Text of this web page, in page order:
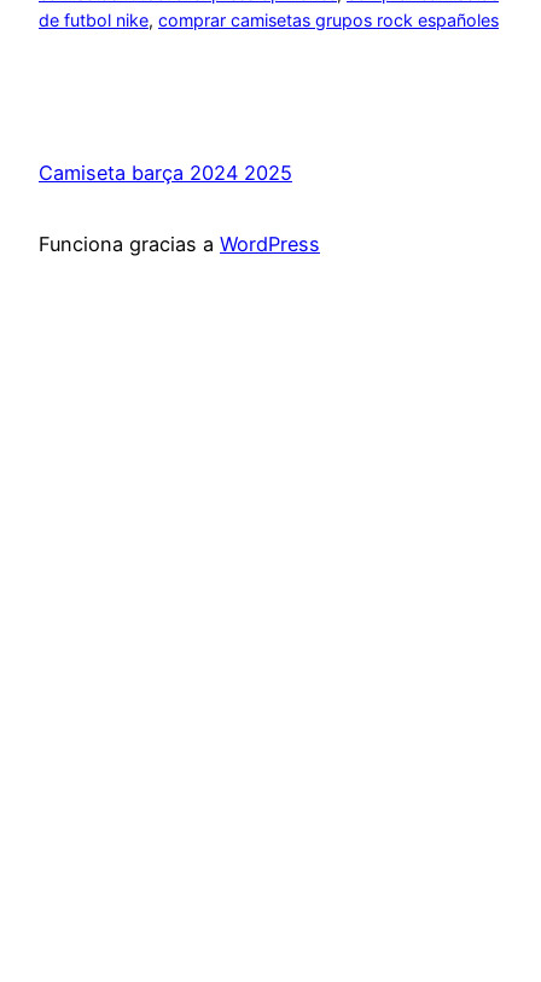
de futbol nike, comprar camisetas grupos rock españoles
Camiseta barça 2024 2025
Funciona gracias a WordPress